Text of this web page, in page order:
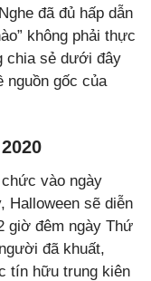
đã đủ hấp dẫn
không phải thực
chia sẻ dưới đây
nguồn gốc của
vào ngày
Halloween sẽ diễn
giờ đêm ngày Thứ
đã khuất,
tín hữu trung kiên